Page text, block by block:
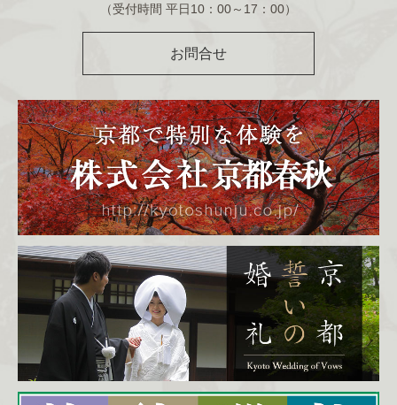
（受付時間 平日10：00～17：00）
お問合せ